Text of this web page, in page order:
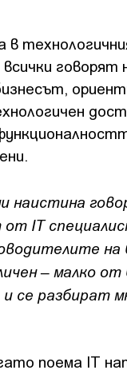
говорят
от IT
– малко от
разбират
поема IT